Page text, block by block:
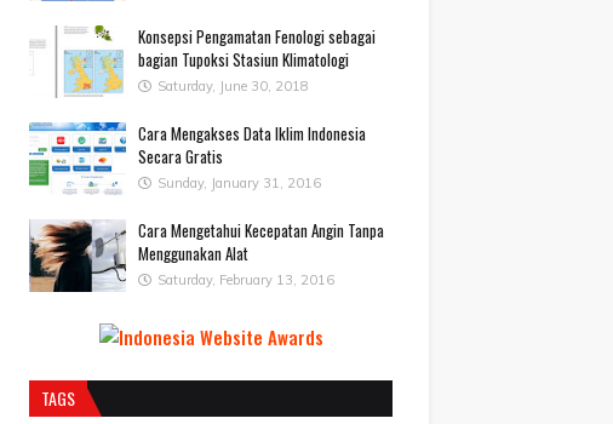
Konsepsi Pengamatan Fenologi sebagai
bagian Tupoksi Stasiun Klimatologi
Saturday, June 30, 2018
Cara Mengakses Data Iklim Indonesia
Secara Gratis
Sunday, January 31, 2016
Cara Mengetahui Kecepatan Angin Tanpa
Menggunakan Alat
Saturday, February 13, 2016
TAGS